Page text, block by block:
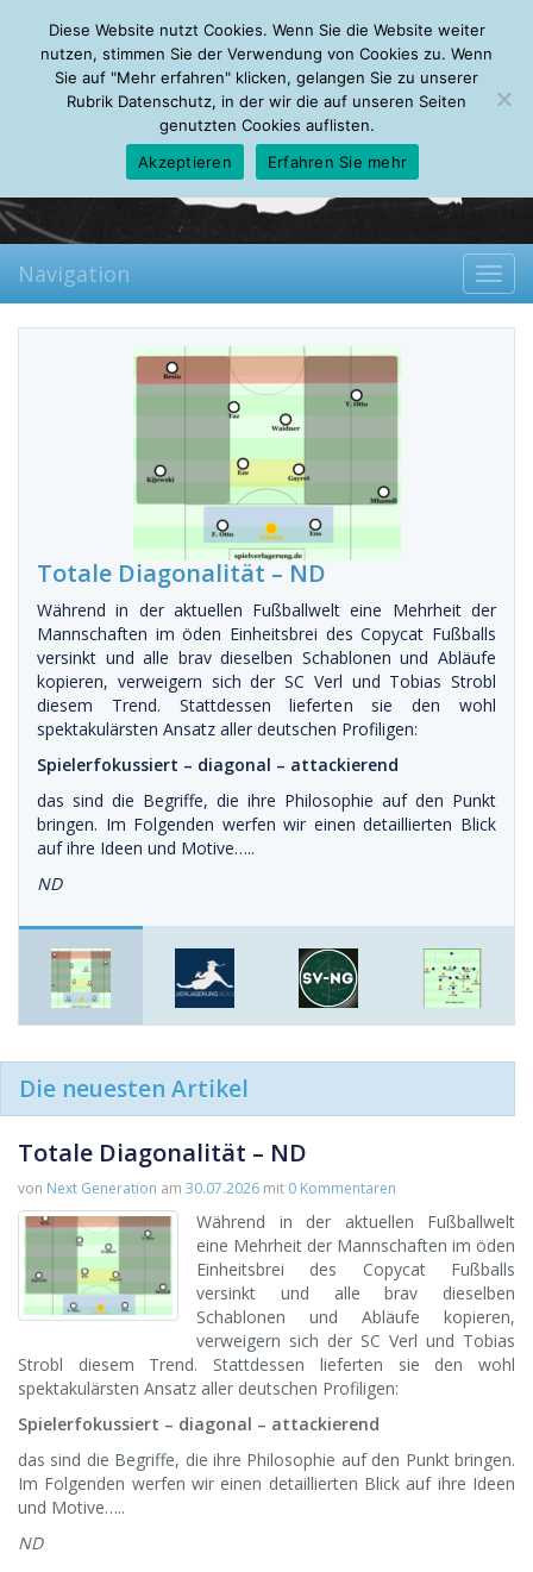
Thursday, 06.08.2026
Mein Account
About Autoren Leseempfehlungen FAQ
Navigation
Totale Diagonalität – ND
Während in der aktuellen Fußballwelt eine Mehrheit der
Mannschaften im öden Einheitsbrei des Copycat Fußballs
versinkt und alle brav dieselben Schablonen und Abläufe
kopieren, verweigern sich der SC Verl und Tobias Strobl
diesem Trend. Stattdessen lieferten sie den wohl
spektakulärsten Ansatz aller deutschen Profiligen:
Spielerfokussiert – diagonal – attackierend
das sind die Begriffe, die ihre Philosophie auf den Punkt
bringen. Im Folgenden werfen wir einen detaillierten Blick
auf ihre Ideen und Motive…..
ND
Die neuesten Artikel
Totale Diagonalität – ND
von Next Generation am 30.07.2026 mit 0 Kommentaren
Während in der aktuellen Fußballwelt
eine Mehrheit der Mannschaften im öden
Einheitsbrei des Copycat Fußballs
versinkt und alle brav dieselben
Schablonen und Abläufe kopieren,
verweigern sich der SC Verl und Tobias
Strobl diesem Trend. Stattdessen lieferten sie den wohl
spektakulärsten Ansatz aller deutschen Profiligen:
Spielerfokussiert – diagonal – attackierend
das sind die Begriffe, die ihre Philosophie auf den Punkt bringen.
Im Folgenden werfen wir einen detaillierten Blick auf ihre Ideen
und Motive…..
ND
Diese Website nutzt Cookies. Wenn Sie die Website weiter
nutzen, stimmen Sie der Verwendung von Cookies zu. Wenn
Sie auf "Mehr erfahren" klicken, gelangen Sie zu unserer
Rubrik Datenschutz, in der wir die auf unseren Seiten
genutzten Cookies auflisten.
Akzeptieren
Erfahren Sie mehr